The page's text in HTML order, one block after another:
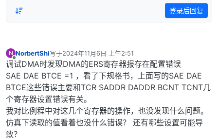
登录后回复
N
离线
NorbertShi写于2024年11月6日 上午2:51
最后由 编辑
调试DMA时发现DMA的ERS寄存器报存在配置错误
SAE DAE BTCE =1 ，看了下规格书，上面写的SAE DAE
BTCE这些错误主要和TCR SADDR DADDR BCNT TCNT几
个寄存器设置错误有关。
我对比例程中对这几个寄存器的操作，也没发现什么问题。
仿真下读取的值看着也没什么错误？ 还有哪些设置可能导
致？